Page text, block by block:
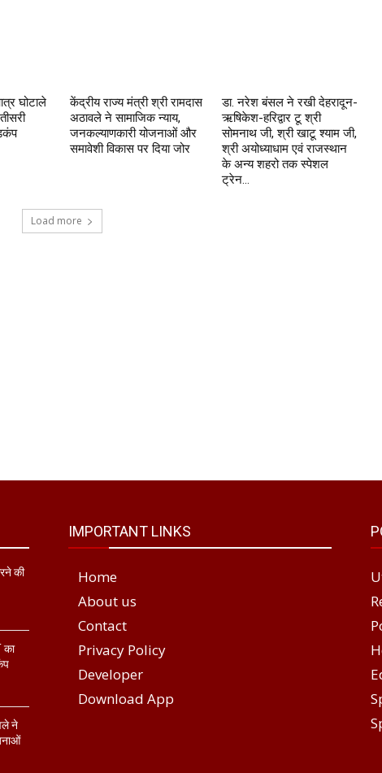
घोटाले
केंद्रीय राज्य मंत्री श्री रामदास
अठावले ने सामाजिक न्याय,
जनकल्याणकारी योजनाओं और
समावेशी विकास पर दिया जोर
डा. नरेश बंसल ने रखी देहरादून-
ऋषिकेश-हरिद्वार टू श्री
सोमनाथ जी, श्री खाटू श्याम जी,
श्री अयोध्याधाम एवं राजस्थान
के अन्य शहरो तक स्पेशल
ट्रेन...
Load more
की
का
ने
IMPORTANT LINKS
Home
About us
Contact
Privacy Policy
Developer
Download App